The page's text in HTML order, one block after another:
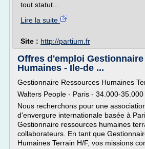
tout statut...
Lire la suite
Site : http://partium.fr
Offres d'emploi
Humaines - Ile-de ...
Gestionnaire Ressources Humaines
Walters People - Paris - 34.000-35.000
Nous recherchons pour une
d'envergure internationale basée à
Gestionnaire ressources humaines
collaborateurs. En tant que
Humaines Terrain H/F, vos missions